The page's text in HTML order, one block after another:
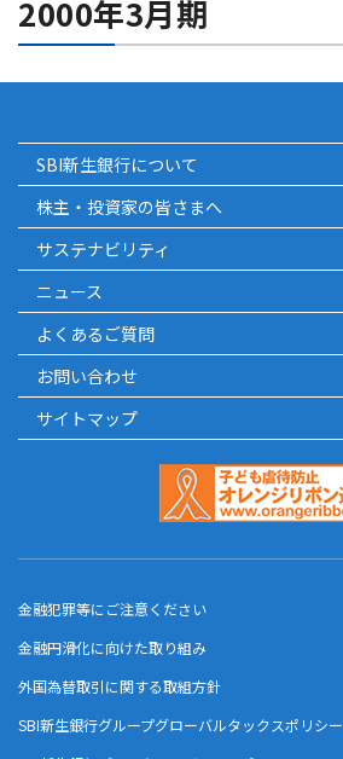
2000年3月期
SBI新生銀行について
株主・投資家の皆さまへ
サステナビリティ
ニュース
よくあるご質問
お問い合わせ
サイトマップ
金融犯罪等にご注意ください
金融円滑化に向けた取り組み
外国為替取引に関する取組方針
SBI新生銀行グループグローバルタックスポリシー